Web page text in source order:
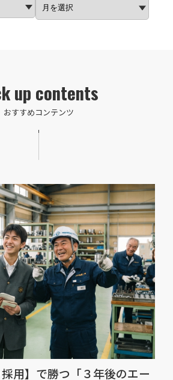
up contents
おすすめコンテンツ
用】で勝つ「３年後のエー